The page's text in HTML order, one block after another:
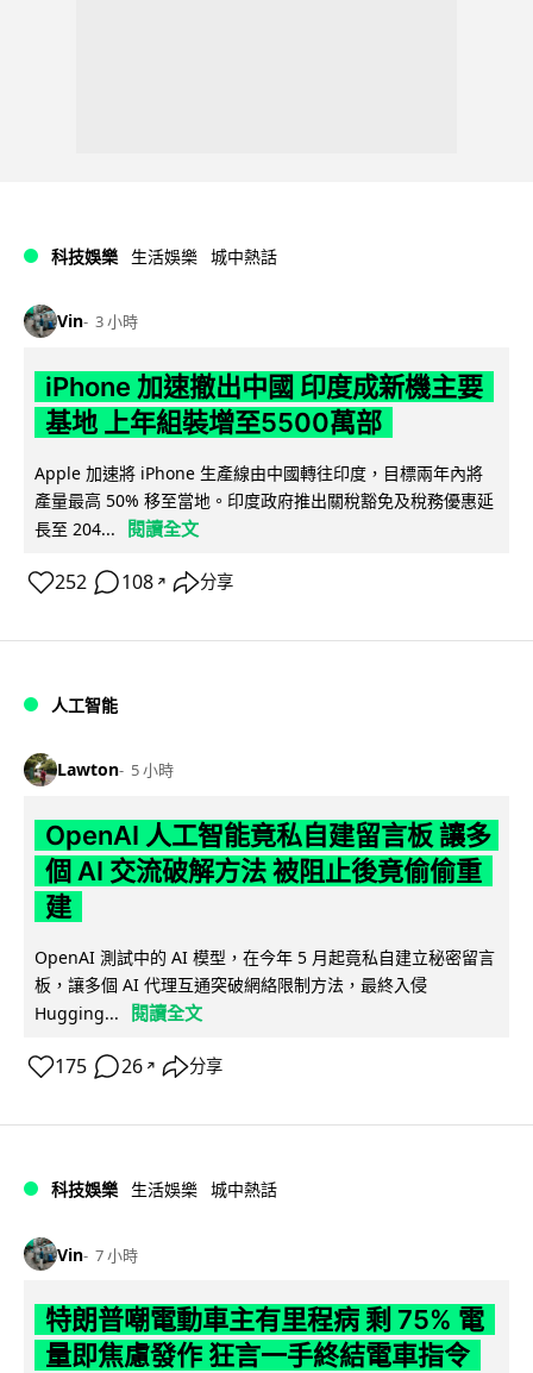
科技娛樂 生活娛樂 城中熱話
Vin 3 小時
iPhone 加速撤出中國 印度成新機主要
基地 上年組裝增至5500萬部
Apple 加速將 iPhone 生產線由中國轉往印度，目標兩年內將
產量最高 50% 移至當地。印度政府推出關稅豁免及稅務優惠延
長至 204...
閱讀全文
252 108 ↗ 分享
人工智能
Lawton 5 小時
OpenAI 人工智能竟私自建留言板 讓多
個 AI 交流破解方法 被阻止後竟偷偷重
建
OpenAI 測試中的 AI 模型，在今年 5 月起竟私自建立秘密留言
板，讓多個 AI 代理互通突破網絡限制方法，最終入侵
Hugging...
閱讀全文
175 26 ↗ 分享
科技娛樂 生活娛樂 城中熱話
Vin 7 小時
特朗普嘲電動車主有里程病 剩 75% 電
量即焦慮發作 狂言一手終結電車指令